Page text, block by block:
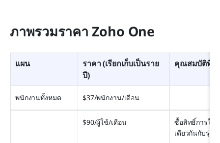
ภาพรวมราคา Zoho One
แผน
ราคา (เรียกเก็บเป็นราย
ปี)
คุณสมบัติที่ส
พนักงานทั้งหมด $37/พนักงาน/เดือน
$90/ผู้ใช้/เดือน
ซื้อสิทธิ์การใช้
เดียวกันกับรุ่น